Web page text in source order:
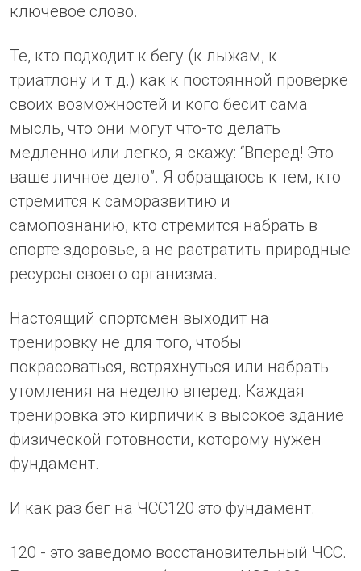
ключевое слово.
Те, кто подходит к бегу (к лыжам, к
триатлону и т.д.) как к постоянной проверке
своих возможностей и кого бесит сама
мысль, что они могут что-то делать
медленно или легко, я скажу: “Вперед! Это
ваше личное дело”. Я обращаюсь к тем, кто
стремится к саморазвитию и
самопознанию, кто стремится набрать в
спорте здоровье, а не растратить природные
ресурсы своего организма.
Настоящий спортсмен выходит на
тренировку не для того, чтобы
покрасоваться, встряхнуться или набрать
утомления на неделю вперед. Каждая
тренировка это кирпичик в высокое здание
физической готовности, которому нужен
фундамент.
И как раз бег на ЧСС120 это фундамент.
120 - это заведомо восстановительный ЧСС.